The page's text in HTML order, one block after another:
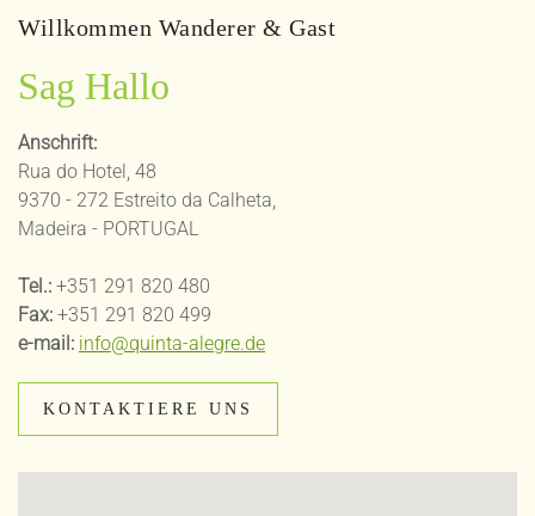
Willkommen Wanderer & Gast
Sag Hallo
Anschrift:
Rua do Hotel, 48
9370 - 272 Estreito da Calheta,
Madeira - PORTUGAL
Tel.: +351 291 820 480
Fax: +351 291 820 499
e-mail: info@quinta-alegre.de
KONTAKTIERE UNS